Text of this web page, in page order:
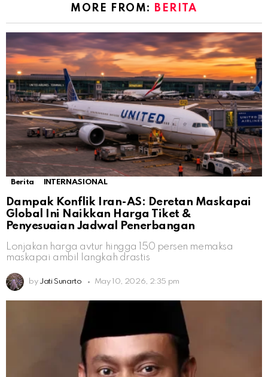
MORE FROM: BERITA
Berita INTERNASIONAL
Dampak Konflik Iran-AS: Deretan Maskapai
Global Ini Naikkan Harga Tiket &
Penyesuaian Jadwal Penerbangan
Lonjakan harga avtur hingga 150 persen memaksa
maskapai ambil langkah drastis
by Jati Sunarto May 10, 2026, 2:35 pm